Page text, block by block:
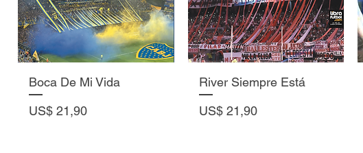
Vista rápida
Boca De Mi Vida
Precio
US$ 21,90
Vista rápida
River Siempre Está
Precio
US$ 21,90